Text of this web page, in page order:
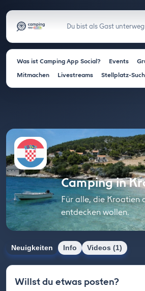
Du bist als Gast
Was ist Camping App Social? Events
Mitmachen
Livestreams Stellplatz-
Camping in
Für alle, die Kroatien
entdecken wollen.
Neuigkeiten Info Videos (1)
Willst du etwas posten?